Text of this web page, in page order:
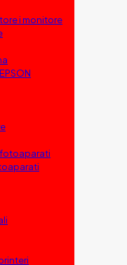
i monitore